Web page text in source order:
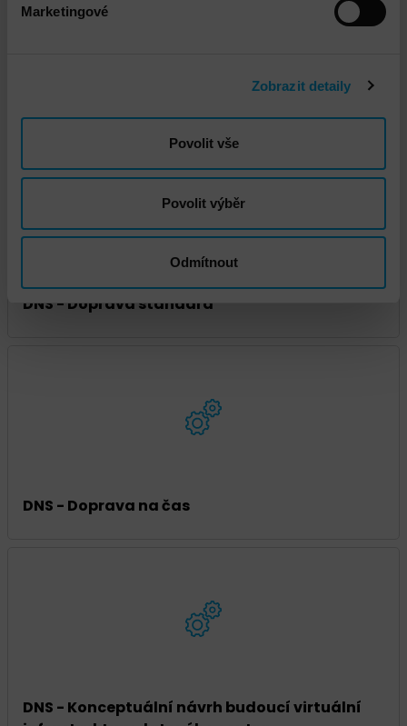
Marketingové
Zobrazit detaily
Povolit vše
Povolit výběr
Odmítnout
DNS - Doprava standard
DNS - Doprava na čas
DNS - Konceptuální návrh budoucí virtuální